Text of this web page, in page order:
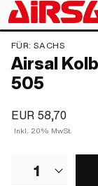
FÜR: SACHS
Airsal
505
EUR 58,70
Inkl. 20% MwSt.
1